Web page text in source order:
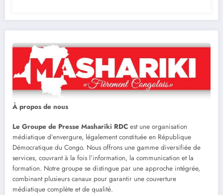
À propos de nous
Le Groupe de Presse Mashariki RDC est une organisation
médiatique d’envergure, légalement constituée en République
Démocratique du Congo. Nous offrons une gamme diversifiée de
services, couvrant à la fois l’information, la communication et la
formation. Notre groupe se distingue par une approche intégrée,
combinant plusieurs canaux pour garantir une couverture
médiatique complète et de qualité.